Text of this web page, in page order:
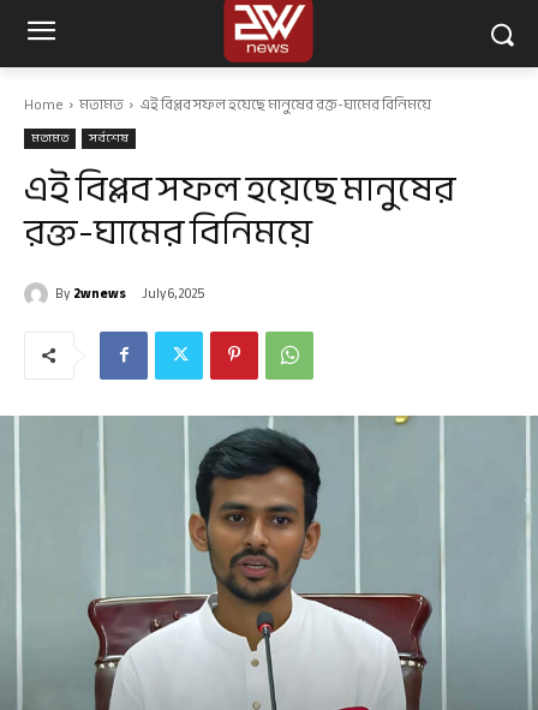
Home মতামত এই বিপ্লব সফল হয়েছে মানুষের রক্ত-ঘামের বিনিময়ে
মতামত সর্বশেষ
এই বিপ্লব সফল হয়েছে মানুষের
রক্ত-ঘামের বিনিময়ে
By2wnews July 6, 2025